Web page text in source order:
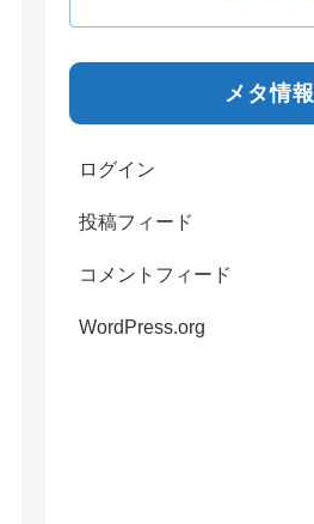
メタ情報
ログイン
投稿フィード
コメントフィード
WordPress.org